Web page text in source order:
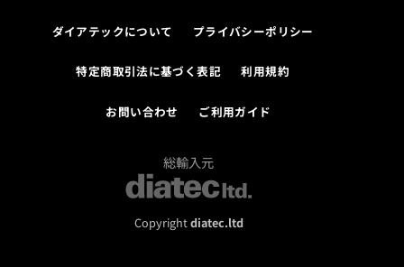
ダイアテックについて プライバシーポリシー
特定商取引法に基づく表記 利用規約
お問い合わせ ご利用ガイド
総輸入元
Copyrightdiatec.ltd